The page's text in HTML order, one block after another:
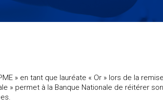
» en tant que lauréate « Or » lors de la
» permet à la Banque Nationale de réitérer